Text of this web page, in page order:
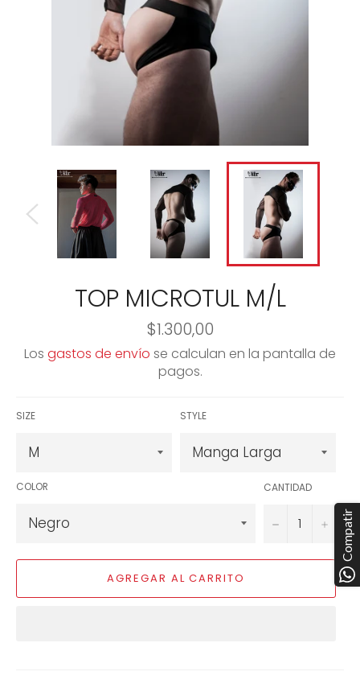
TOP MICROTUL M/L
Precio
habitual
$1.300,00
Los gastos de envío se calculan en la pantalla de
pagos.
SIZE STYLE
COLOR CANTIDAD
− +
AGREGAR AL CARRITO
Compatir